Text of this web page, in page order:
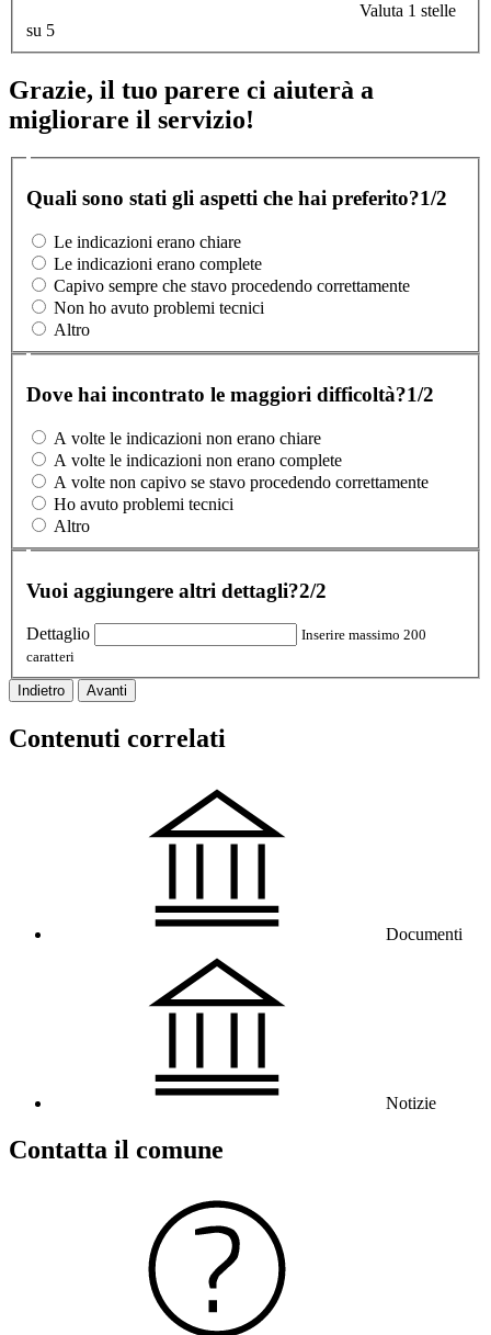
Valuta 1 stelle
su 5
Grazie, il tuo parere ci aiuterà a
migliorare il servizio!
Quali sono stati gli aspetti che hai preferito?1/2
Le indicazioni erano chiare
Le indicazioni erano complete
Capivo sempre che stavo procedendo correttamente
Non ho avuto problemi tecnici
Altro
Dove hai incontrato le maggiori difficoltà?1/2
A volte le indicazioni non erano chiare
A volte le indicazioni non erano complete
A volte non capivo se stavo procedendo correttamente
Ho avuto problemi tecnici
Altro
Vuoi aggiungere altri dettagli?2/2
Dettaglio
Inserire massimo 200
caratteri
Indietro Avanti
Contenuti correlati
Documenti
Notizie
Contatta il comune